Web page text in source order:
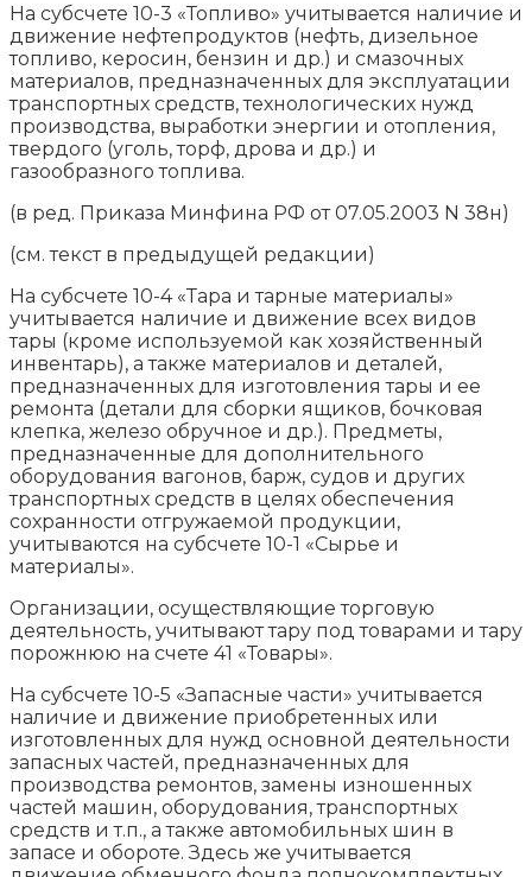
На субсчете 10-3 «Топливо» учитывается наличие и
движение нефтепродуктов (нефть, дизельное
топливо, керосин, бензин и др.) и смазочных
материалов, предназначенных для эксплуатации
транспортных средств, технологических нужд
производства, выработки энергии и отопления,
твердого (уголь, торф, дрова и др.) и
газообразного топлива.
(в ред. Приказа Минфина РФ от 07.05.2003 N 38н)
(см. текст в предыдущей редакции)
На субсчете 10-4 «Тара и тарные материалы»
учитывается наличие и движение всех видов
тары (кроме используемой как хозяйственный
инвентарь), а также материалов и деталей,
предназначенных для изготовления тары и ее
ремонта (детали для сборки ящиков, бочковая
клепка, железо обручное и др.). Предметы,
предназначенные для дополнительного
оборудования вагонов, барж, судов и других
транспортных средств в целях обеспечения
сохранности отгружаемой продукции,
учитываются на субсчете 10-1 «Сырье и
материалы».
Организации, осуществляющие торговую
деятельность, учитывают тару под товарами и тару
порожнюю на счете 41 «Товары».
На субсчете 10-5 «Запасные части» учитывается
наличие и движение приобретенных или
изготовленных для нужд основной деятельности
запасных частей, предназначенных для
производства ремонтов, замены изношенных
частей машин, оборудования, транспортных
средств и т.п., а также автомобильных шин в
запасе и обороте. Здесь же учитывается